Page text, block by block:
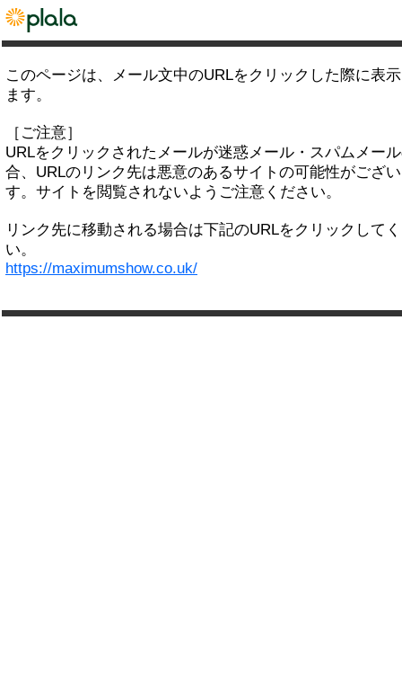
このページは、メール文中のURLをクリックした際に表
ます。
［ご注意］
URLをクリックされたメールが迷惑メール・スパムメー
合、URLのリンク先は悪意のあるサイトの可能性がござ
す。サイトを閲覧されないようご注意ください。
リンク先に移動される場合は下記のURLをクリックして
い。
https://maximumshow.co.uk/